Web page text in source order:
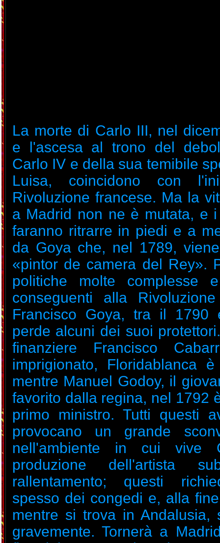
La morte di Carlo III, nel
e l'ascesa al trono del
Carlo IV e della sua temibile
Luisa, coincidono con
Rivoluzione francese. Ma la
a Madrid non ne è mutata, e
faranno ritrarre in piedi e a
da Goya che, nel 1789,
«pintor de camera del Rey».
politiche molte complesse
conseguenti alla
Francisco Goya, tra il 1790
perde alcuni dei suoi
finanziere Francisco
imprigionato, Floridablanca
mentre Manuel Godoy, il
favorito dalla regina, nel 1792
primo ministro. Tutti questi
provocano un grande
nell'ambiente in cui vive
produzione dell'artista
rallentamento; questi
spesso dei congedi e, alla
mentre si trova in Andalusia,
gravemente. Tornerà a